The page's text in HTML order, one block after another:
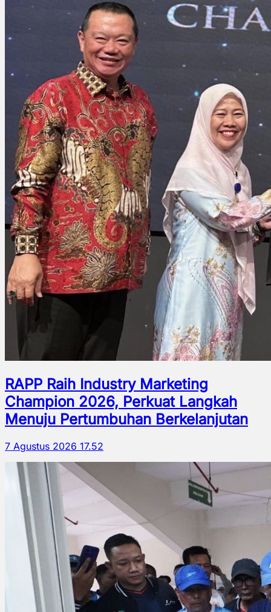
RAPP Raih Industry Marketing
Champion 2026, Perkuat Langkah
Menuju Pertumbuhan Berkelanjutan
7 Agustus 2026 17.52